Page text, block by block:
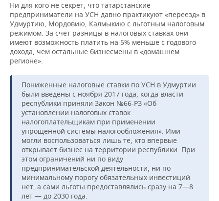
Ни для кого не секрет, что татарстанские
предприниматели на УСН давно практикуют «переезд» в
Удмуртию, Мордовию, Калмыкию с льготным налоговым
режимом. За счет разницы в налоговых ставках они
имеют возможность платить на 5% меньше с годового
дохода, чем остальные бизнесмены в «домашнем
регионе».
Пониженные налоговые ставки по УСН в Удмуртии
были введены с ноября 2017 года, когда власти
республики приняли Закон №66-РЗ «Об
установлении налоговых ставок
налогоплательщикам при применении
упрощенной системы налогообложения». Ими
могли воспользоваться лишь те, кто впервые
открывает бизнес на территории республики. При
этом ограничений ни по виду
предпринимательской деятельности, ни по
минимальному порогу обязательных инвестиций
нет, а сами льготы предоставлялись сразу на 7—8
лет — до 2030 года.